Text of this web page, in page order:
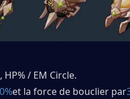
/ EM Circle.
et la force de bouclier par